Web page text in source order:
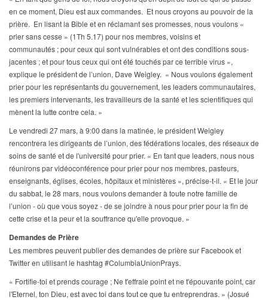
en ce moment, Dieu est aux commandes. Et nous croyons au pouvoir de la
prière. En lisant la Bible et en réclamant ses promesses, nous voulons «
prier sans cesse » (1Th 5.17) pour nos membres, voisins et
communautés ; pour ceux qui sont vulnérables et ont des conditions sous-
jacentes ; et pour tous ceux qui ont été touchés par ce terrible virus »,
explique le président de l’union, Dave Weigley. « Nous voulons également
prier pour les représentants du gouvernement, les leaders communautaires,
les premiers intervenants, les travailleurs de la santé et les scientifiques qui
mènent la lutte contre cela. »
Le vendredi 27 mars, à 9:00 dans la matinée, le président Weigley
rencontrera les dirigeants de l’union, des fédérations locales, des réseaux de
soins de santé et de l'université pour prier. « En tant que leaders, nous nous
réunirons par vidéoconférence pour prier pour nos membres, pasteurs,
enseignants, églises, écoles, hôpitaux et ministères », précise-t-il. « Et le jour
du sabbat, le 28 mars, nous voulons demander à toute notre famille de
l’union - où que vous soyez - de se joindre à nous pour prier pour la fin de
cette crise et la peur et la souffrance qu'elle provoque. »
Demandes de Prière
Les membres peuvent publier des demandes de prière sur Facebook et
Twitter en utilisant le hashtag #ColumbiaUnionPrays.
« Fortifie-toi et prends courage ; Ne t'effraie point et ne t'épouvante point, car
l'Eternel, ton Dieu, est avec toi dans tout ce que tu entreprendras. » (Josué